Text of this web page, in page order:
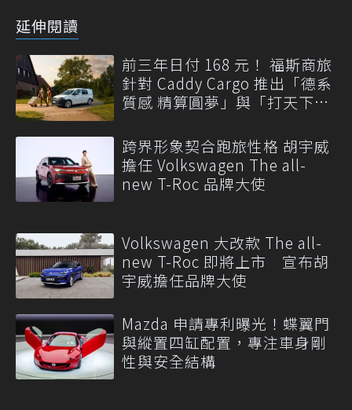
延伸閱讀
前三年日付 168 元！ 福斯商旅
針對 Caddy Cargo 推出「德系
質感 精算圓夢」與「打天下」
跨界形象契合跑旅性格 胡宇威
擔任 Volkswagen The all-
new T-Roc 品牌大使
Volkswagen 大改款 The all-
new T-Roc 即將上市 宣布胡
宇威擔任品牌大使
Mazda 申請專利曝光！蝶翼門
與縱置四缸配置，專注車身剛
性與安全結構